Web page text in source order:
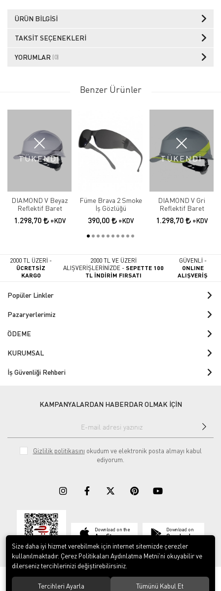
ÜRÜN BILGISI
TAKSIT SEÇENEKLERI
YORUMLAR (0)
Benzer Ürünler
TÜKENDİ
DIAMOND V Beyaz
Reflektif Baret
1.298,70 +KDV
Füme Brava 2 Smoke
İş Gözlüğü
390,00 +KDV
TÜKENDİ
DIAMOND V Gri
Reflektif Baret
1.298,70 +KDV
2000 TL ÜZERİ -
ÜCRETSİZ
KARGO
2000 TL VE ÜZERİ
ALIŞVERİŞLERİNİZDE -SEPETTE 100
TL İNDİRİM FIRSATI
GÜVENLİ -
ONLINE
ALIŞVERİŞ
Popüler Linkler
Pazaryerlerimiz
ÖDEME
KURUMSAL
İş Güvenliği Rehberi
KAMPANYALARDAN HABERDAR OLMAK İÇİN
Gizlilik politikasını okudum ve elektronik posta almayı kabul
ediyorum.
Download on the
App Store
Download on
Google play
© 2023ERY İş Güvenliği Ekipmanları. Tüm hakları saklıdır.
Size daha iyi hizmet verebilmek için internet sitemizde çerezler
kullanılmaktadır. Çerez Politikaları Aydınlatma Metni’ni okuyabilir ve
dilerseniz tercihlerinizi değiştirebilirsiniz.
Tercihleri Ayarla Tümünü Kabul Et